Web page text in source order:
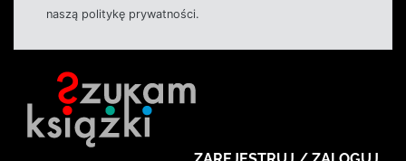
naszą politykę prywatności.